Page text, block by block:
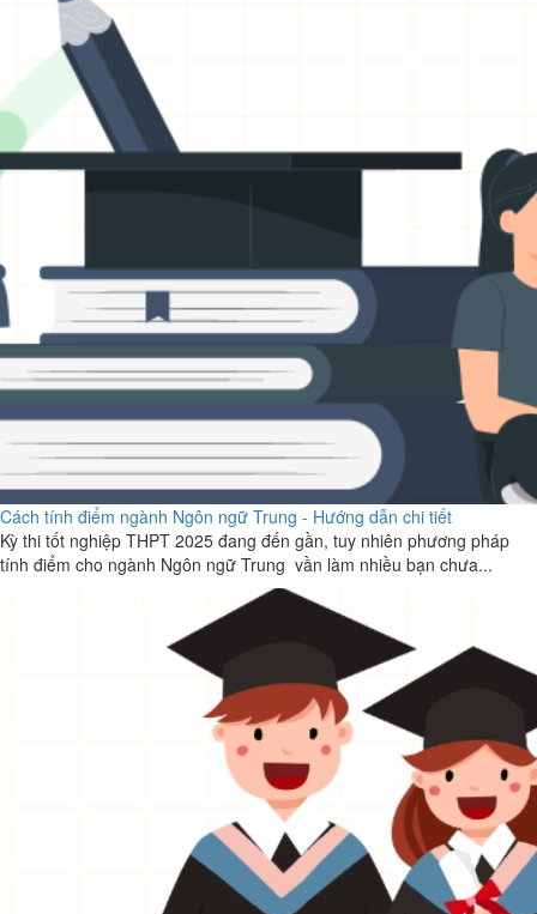
Cách tính điểm ngành Ngôn ngữ Trung - Hướng dẫn chi tiết
Kỳ thi tốt nghiệp THPT 2025 đang đến gần, tuy nhiên phương pháp
tính điểm cho ngành Ngôn ngữ Trung vần làm nhiều bạn chưa...